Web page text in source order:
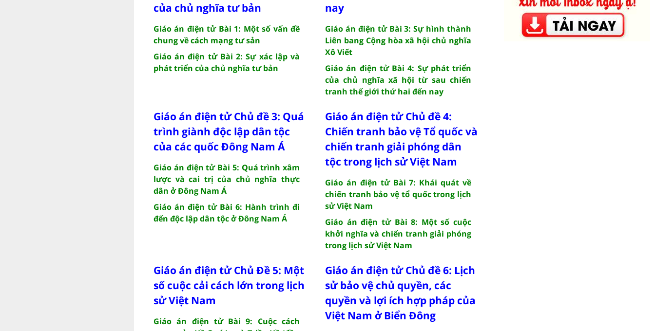
của chủ nghĩa tư bản
Giáo án điện tử Bài 1: Một số vấn đề
chung về cách mạng tư sản
Giáo án điện tử Bài 2: Sự xác lập và
phát triển của chủ nghĩa tư bản
nay
Giáo án điện tử Bài 3: Sự hình thành
Liên bang Cộng hòa xã hội chủ nghĩa
Xô Viết
Giáo án điện tử Bài 4: Sự phát triển
của chủ nghĩa xã hội từ sau chiến
tranh thế giới thứ hai đến nay
Giáo án điện tử Chủ đề 3: Quá
trình giành độc lập dân tộc
của các quốc Đông Nam Á
Giáo án điện tử Bài 5: Quá trình xâm
lược và cai trị của chủ nghĩa thực
dân ở Đông Nam Á
Giáo án điện tử Bài 6: Hành trình đi
đến độc lập dân tộc ở Đông Nam Á
Giáo án điện tử Chủ đề 4:
Chiến tranh bảo vệ Tổ quốc và
chiến tranh giải phóng dân
tộc trong lịch sử Việt Nam
Giáo án điện tử Bài 7: Khái quát về
chiến tranh bảo vệ tổ quốc trong lịch
sử Việt Nam
Giáo án điện tử Bài 8: Một số cuộc
khởi nghĩa và chiến tranh giải phóng
trong lịch sử Việt Nam
Giáo án điện tử Chủ Đề 5: Một
số cuộc cải cách lớn trong lịch
sử Việt Nam
Giáo án điện tử Bài 9: Cuộc cách
Giáo án điện tử Chủ đề 6: Lịch
sử bảo vệ chủ quyền, các
quyền và lợi ích hợp pháp của
Việt Nam ở Biển Đông